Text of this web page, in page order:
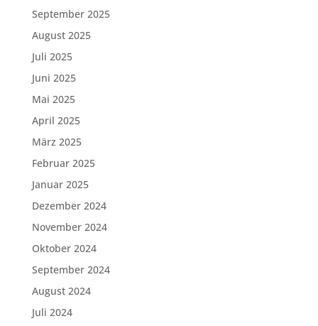
September 2025
August 2025
Juli 2025
Juni 2025
Mai 2025
April 2025
März 2025
Februar 2025
Januar 2025
Dezember 2024
November 2024
Oktober 2024
September 2024
August 2024
Juli 2024